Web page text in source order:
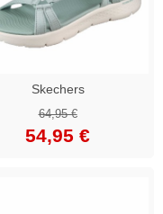
Skechers
64,95 €
54,95 €